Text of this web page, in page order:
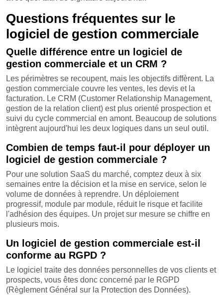
Questions fréquentes sur le
logiciel de gestion commerciale
Quelle différence entre un logiciel de
gestion commerciale et un CRM ?
Les périmètres se recoupent, mais les objectifs diffèrent. La
gestion commerciale couvre les ventes, les devis et la
facturation. Le CRM (Customer Relationship Management,
gestion de la relation client) est plus orienté prospection et
suivi du cycle commercial en amont. Beaucoup de solutions
intègrent aujourd'hui les deux logiques dans un seul outil.
Combien de temps faut-il pour déployer un
logiciel de gestion commerciale ?
Pour une solution SaaS du marché, comptez deux à six
semaines entre la décision et la mise en service, selon le
volume de données à reprendre. Un déploiement
progressif, module par module, réduit le risque et facilite
l'adhésion des équipes. Un projet sur mesure se chiffre en
plusieurs mois.
Un logiciel de gestion commerciale est-il
conforme au RGPD ?
Le logiciel traite des données personnelles de vos clients et
prospects, vous êtes donc concerné par le RGPD
(Règlement Général sur la Protection des Données).